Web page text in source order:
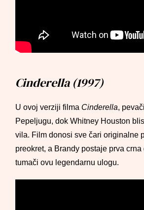
Cinderella (1997)
U ovoj verziji filma Cinderella,
Pepeljugu, dok Whitney Houston
vila. Film donosi sve čari originalne
preokret, a Brandy postaje prva
tumači ovu legendarnu ulogu.